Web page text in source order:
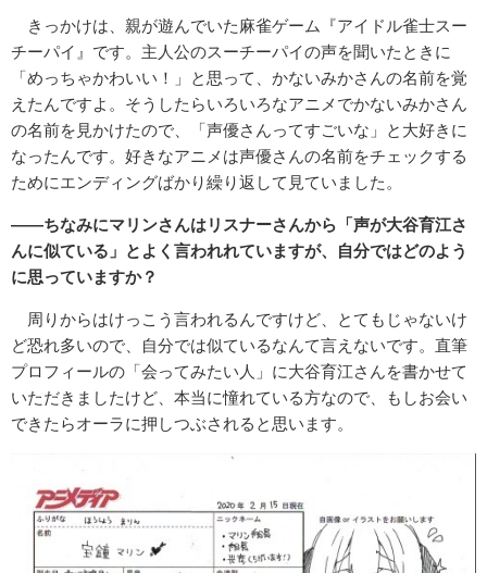
きっかけは、親が遊んでいた麻雀ゲーム『アイドル雀士スー
チーパイ』です。主人公のスーチーパイの声を聞いたときに
「めっちゃかわいい！」と思って、かないみかさんの名前を覚
えたんですよ。そうしたらいろいろなアニメでかないみかさん
の名前を見かけたので、「声優さんってすごいな」と大好きに
なったんです。好きなアニメは声優さんの名前をチェックする
ためにエンディングばかり繰り返して見ていました。
――ちなみにマリンさんはリスナーさんから「声が大谷育江さ
んに似ている」とよく言われれていますが、自分ではどのよう
に思っていますか？
周りからはけっこう言われるんですけど、とてもじゃないけ
ど恐れ多いので、自分では似ているなんて言えないです。直筆
プロフィールの「会ってみたい人」に大谷育江さんを書かせて
いただきましたけど、本当に憧れている方なので、もしお会い
できたらオーラに押しつぶされると思います。